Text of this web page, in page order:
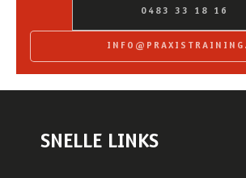
0483 33 18 16
SNELLE LINKS